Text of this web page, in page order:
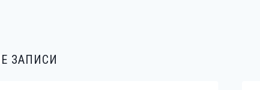
ЗАПИСИ